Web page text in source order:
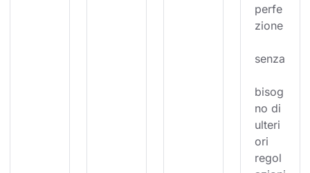
perfe
zione
senza
bisog
no di
ulteri
ori
regol